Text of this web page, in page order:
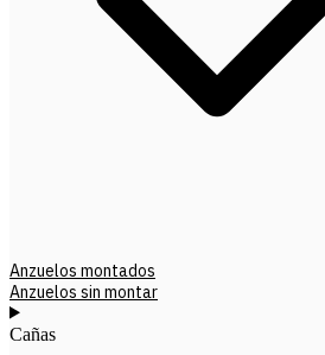
Anzuelos montados
Anzuelos sin montar
Cañas